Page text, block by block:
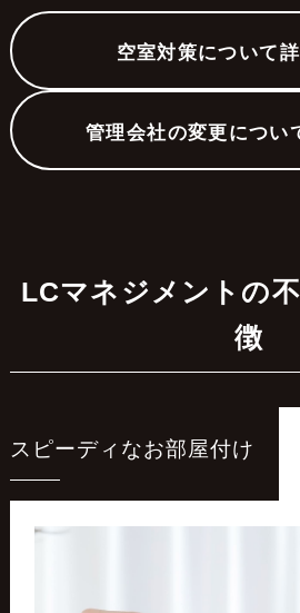
空室対策について
管理会社の変更につい
LCマネジメントの
徴
スピーディなお部屋付け